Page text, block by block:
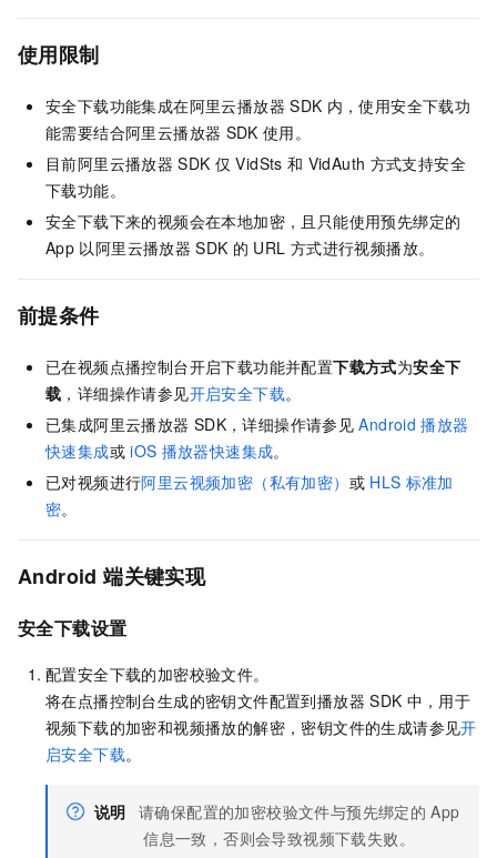
使用限制
安全下载功能集成在阿里云播放器 SDK 内，使用安全下载功
能需要结合阿里云播放器 SDK 使用。
目前阿里云播放器 SDK 仅 VidSts 和 VidAuth 方式支持安全
下载功能。
安全下载下来的视频会在本地加密，且只能使用预先绑定的
App 以阿里云播放器 SDK 的 URL 方式进行视频播放。
前提条件
已在视频点播控制台开启下载功能并配置下载方式为安全下
载 ，详细操作请参见开启安全下载。
已集成阿里云播放器 SDK，详细操作请参见 Android 播放器
快速集成或 iOS 播放器快速集成。
已对视频进行阿里云视频加密（私有加密） 或 HLS 标准加
密。
Android 端关键实现
安全下载设置
配置安全下载的加密校验文件。
将在点播控制台生成的密钥文件配置到播放器 SDK 中，用于
视频下载的加密和视频播放的解密，密钥文件的生成请参见开
启安全下载。
说明 请确保配置的加密校验文件与预先绑定的 App
信息一致，否则会导致视频下载失败。